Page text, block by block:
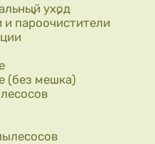
уход
и пароочистители
(без мешка)